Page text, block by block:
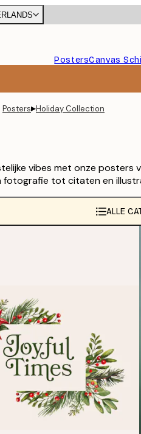
PostersCanvas
Posters▸Holiday Collection
vibes met onze
fotografie tot citaten en
ALLE